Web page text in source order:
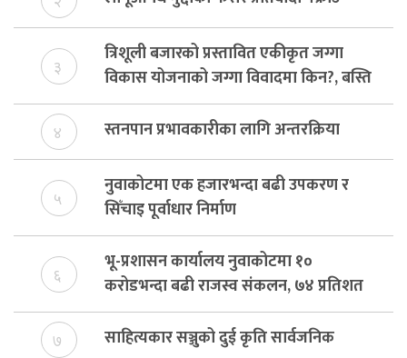
३
त्रिशूली बजारको प्रस्तावित एकीकृत जग्गा
विकास योजनाको जग्गा विवादमा किन?, बस्ति
विकास दर्ता नभए समिति विघटन हुने
४ स्तनपान प्रभावकारीका लागि अन्तरक्रिया
५
नुवाकोटमा एक हजारभन्दा बढी उपकरण र
सिँचाइ पूर्वाधार निर्माण
६
भू-प्रशासन कार्यालय नुवाकोटमा १०
करोडभन्दा बढी राजस्व संकलन, ७४ प्रतिशत
बेरुजु फर्छयौट
७ साहित्यकार सञ्जुको दुई कृति सार्वजनिक